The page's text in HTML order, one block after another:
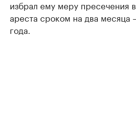
избрал ему меру пресечения
ареста сроком на два
года.